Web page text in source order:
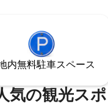
かで、完全に
オアシスは、
。
／安
用パ
ロー
工科
リサ
旧市
内無料駐⁠車ス⁠ペ⁠ー⁠ス
気⁠の観⁠光⁠ス⁠